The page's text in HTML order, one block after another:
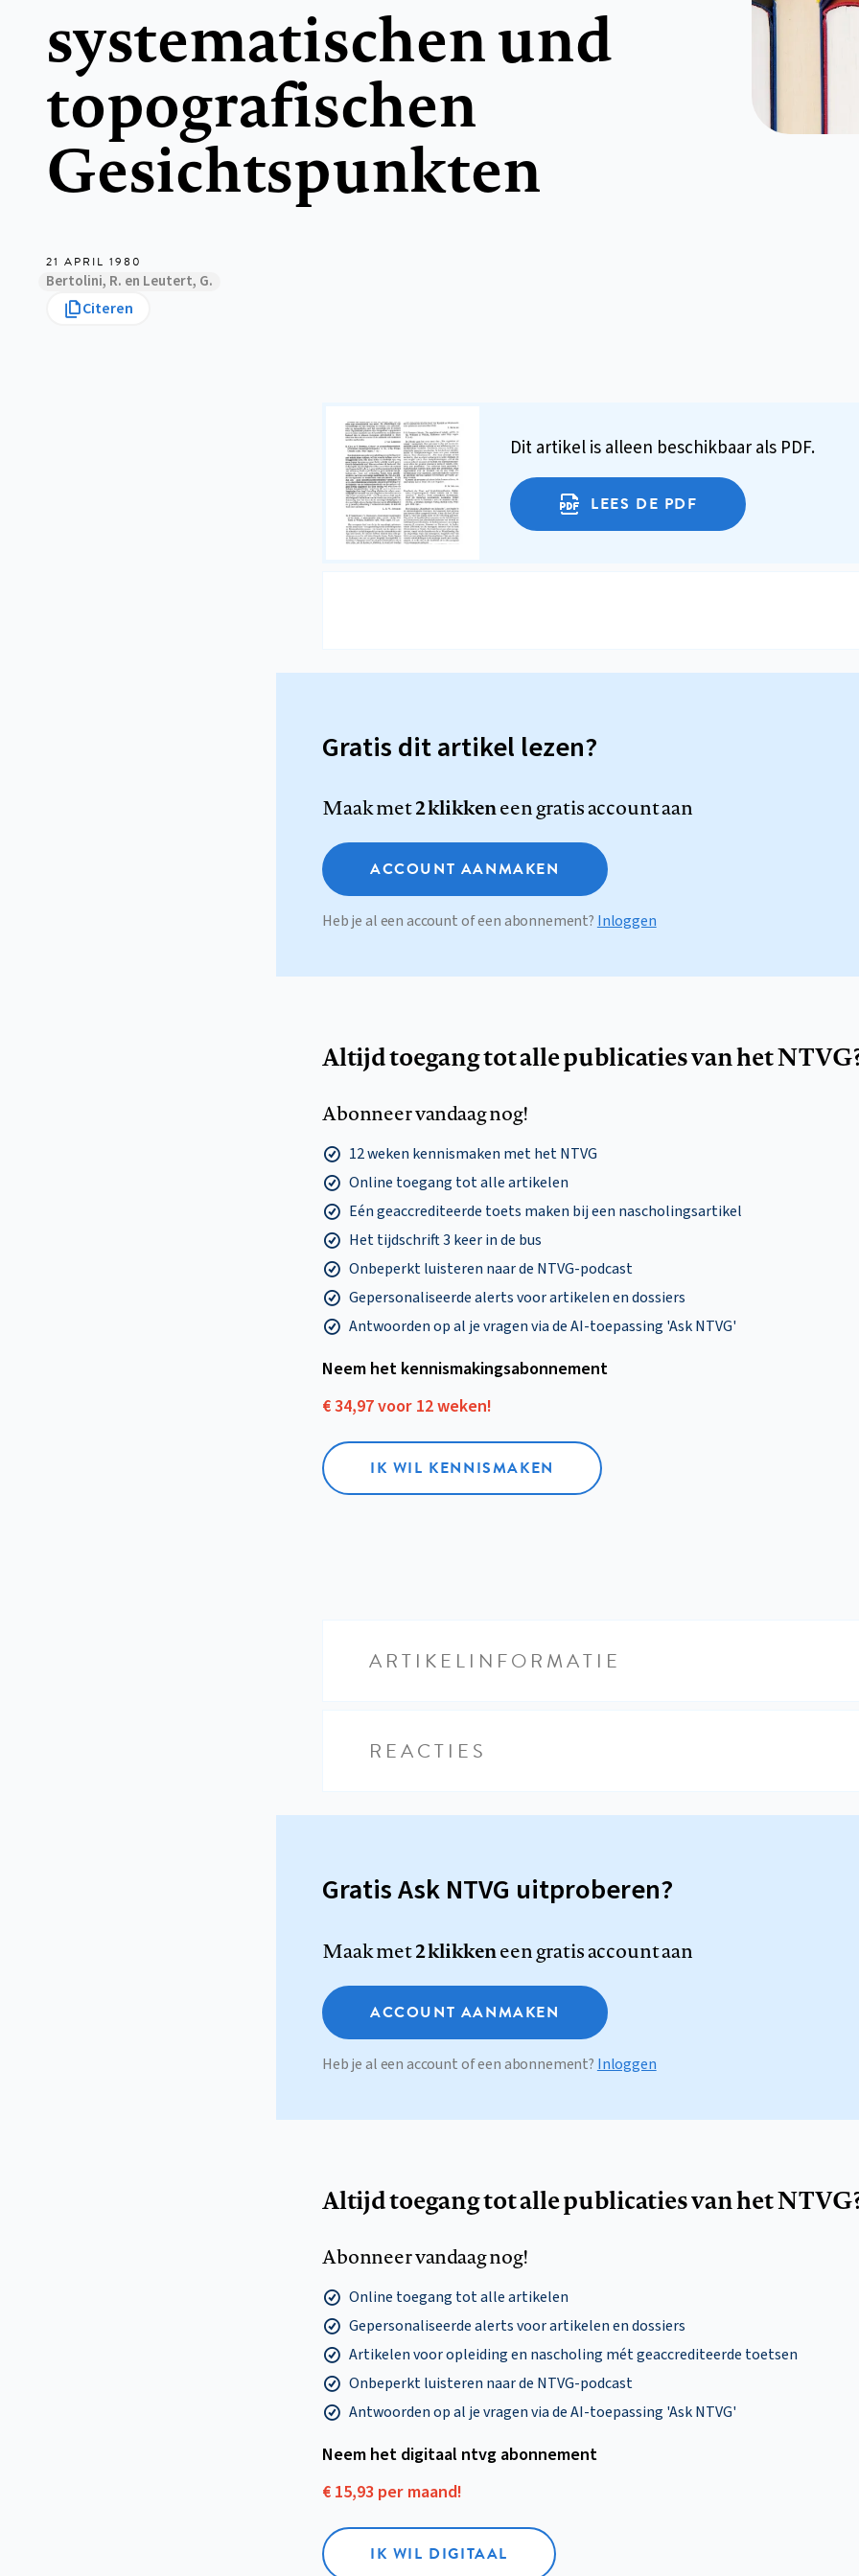
systematischen und
topografischen
Gesichtspunkten
21 APRIL 1980
Bertolini, R. en Leutert, G.
Citeren
Dit artikel is alleen beschikbaar als PDF.
LEES DE PDF
Gratis dit artikel lezen?
Maak met2 klikkeneen gratis account aan
ACCOUNT AANMAKEN
Heb je al een account of een abonnement? Inloggen
Altijd toegang tot alle publicaties van het
Abonneer vandaag nog!
12 weken kennismaken met het NTVG
Online toegang tot alle artikelen
Eén geaccrediteerde toets maken bij een nascholingsartikel
Het tijdschrift 3 keer in de bus
Onbeperkt luisteren naar de NTVG-podcast
Gepersonaliseerde alerts voor artikelen en dossiers
Antwoorden op al je vragen via de AI-toepassing 'Ask NTVG'
Neem het kennismakings­abonnement
€ 34,97 voor 12 weken!
IK WIL KENNISMAKEN
ARTIKELINFORMATIE
REACTIES
Gratis Ask NTVG uitproberen?
Maak met2 klikkeneen gratis account aan
ACCOUNT AANMAKEN
Heb je al een account of een abonnement? Inloggen
Altijd toegang tot alle publicaties van het
Abonneer vandaag nog!
Online toegang tot alle artikelen
Gepersonaliseerde alerts voor artikelen en dossiers
Artikelen voor opleiding en nascholing mét geaccrediteerde toetsen
Onbeperkt luisteren naar de NTVG-podcast
Antwoorden op al je vragen via de AI-toepassing 'Ask NTVG'
Neem het digitaal ntvg abonnement
€ 15,93 per maand!
IK WIL DIGITAAL